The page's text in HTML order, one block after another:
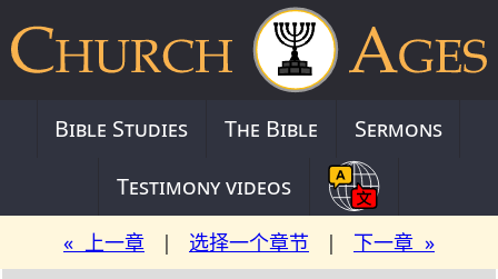
Bible Studies The Bible
Sermons
Testimony videos
« 上一章 | 选择一个章节 | 下一章 »